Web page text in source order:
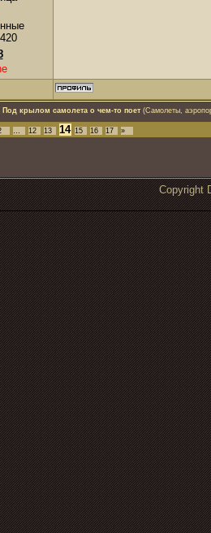
Под крылом самолета о чем-то поет (Самолеты,
… 12 13 14 15 16 17 »
Copyright